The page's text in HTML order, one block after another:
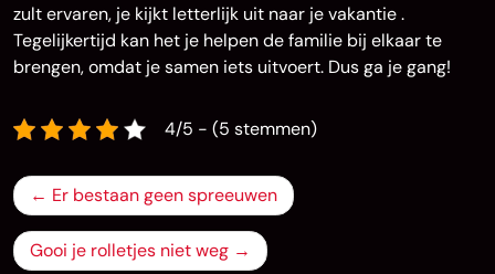
zult ervaren, je kijkt letterlijk uit naar je vakantie .
Tegelijkertijd kan het je helpen de familie bij elkaar te
brengen, omdat je samen iets uitvoert. Dus ga je gang!
4/5 - (5 stemmen)
Bericht
navigatie
Er bestaan geen spreeuwen
Gooi je rolletjes niet weg